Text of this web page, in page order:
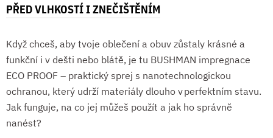
PŘED VLHKOSTÍ I ZNEČIŠTĚNÍM
Když chceš, aby tvoje oblečení a obuv zůstaly krásné a
funkční i v dešti nebo blátě, je tu BUSHMAN impregnace
ECO PROOF – praktický sprej s nanotechnologickou
ochranou, který udrží materiály dlouho v perfektním stavu.
Jak funguje, na co jej můžeš použít a jak ho správně
nanést?